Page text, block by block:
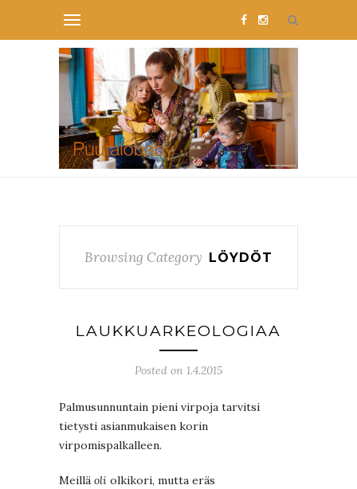
Browsing Category LÖYDÖT
LAUKKUARKEOLOGIAA
Posted on 1.4.2015
Palmusunnuntain pieni virpoja tarvitsi
tietysti asianmukaisen korin
virpomispalkalleen.
Meillä oli olkikori, mutta eräs